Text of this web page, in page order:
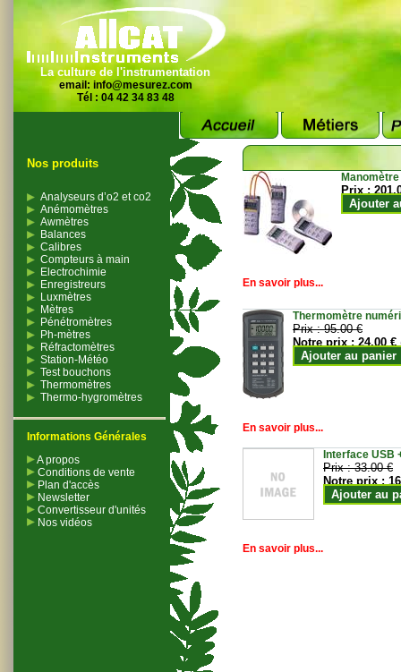
La culture de l'instrumentation
email: info@mesurez.com
Tél : 04 42 34 83 48
Nos produits
Analyseurs d’o2 et co2
Anémomètres
Awmètres
Balances
Calibres
Compteurs à main
Electrochimie
Enregistreurs
Luxmètres
Mètres
Pénétromètres
Ph-mètres
Réfractomètres
Station-Météo
Test bouchons
Thermomètres
Thermo-hygromètres
Informations Générales
A propos
Conditions de vente
Plan d'accès
Newsletter
Convertisseur d'unités
Nos vidéos
Prix :
Ajouter
En savoir plus...
Thermomètre
Prix :95.00 €
Notre prix :24.00 €
Ajouter au panier
En savoir plus...
Interface USB
Prix :33.00 €
Notre prix :
Ajouter au
En savoir plus...